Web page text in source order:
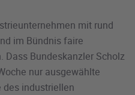
mit rund
im Bündnis faire
Dass Bundeskanzler Scholz
nur ausgewählte
des industriellen